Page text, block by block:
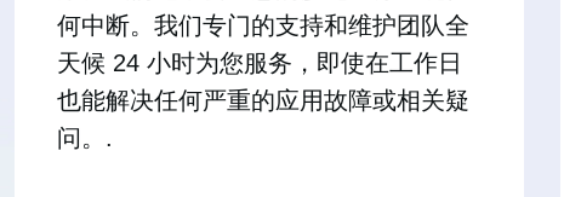
何中断。我们专门的支持和维护团队全
天候 24 小时为您服务，即使在工作日
也能解决任何严重的应用故障或相关疑
问。.